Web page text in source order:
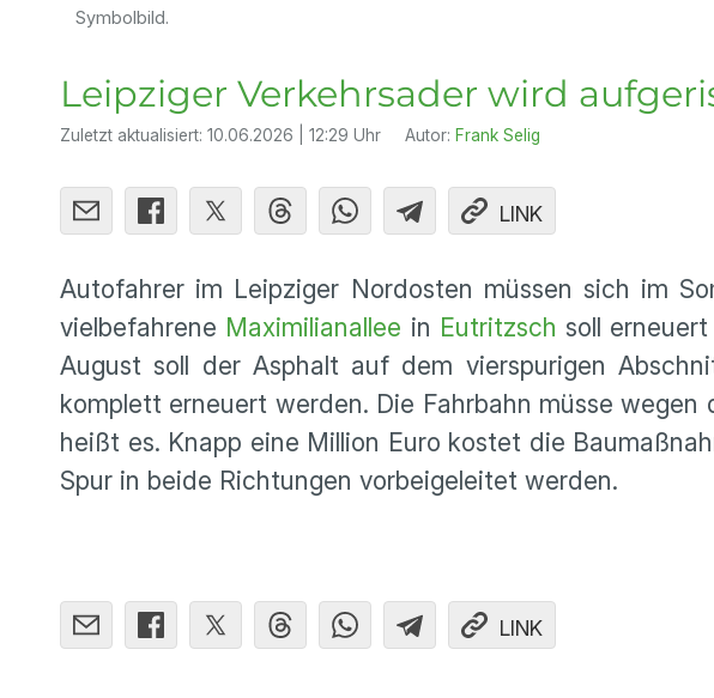
Symbolbild.
Leipziger Verkehrsader wird
Zuletzt aktualisiert: 10.06.2026 | 12:29 Uhr Autor: Frank Selig
LINK
Autofahrer im Leipziger Nordosten müssen sich im
vielbefahrene Maximilianallee in Eutritzsch soll
August soll der Asphalt auf dem vierspurigen
komplett erneuert werden. Die Fahrbahn müsse
heißt es. Knapp eine Million Euro kostet die
Spur in beide Richtungen vorbeigeleitet werden.
LINK